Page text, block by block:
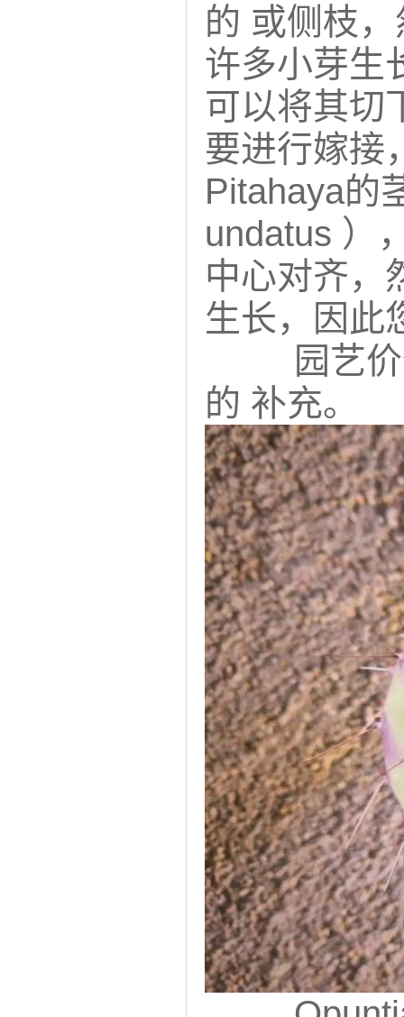
的 或侧枝
许多小芽生
可以将其切
要进行嫁接
Pitahaya的
undatus ）
中心对齐，
生长，因此
园艺
的 补充。